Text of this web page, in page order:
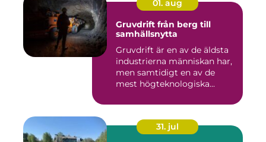
01. aug
Gruvdrift från berg till
samhällsnytta
Gruvdrift är en av de äldsta
industrierna människan har,
men samtidigt en av de
mest högteknologiska...
31. jul